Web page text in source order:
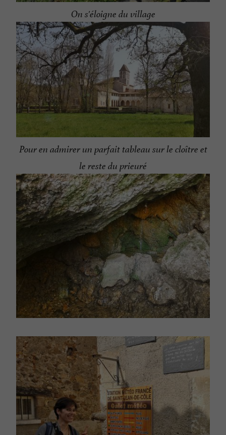
On s'éloigne du village
Pour en admirer un parfait tableau sur le cloître et
le reste du prieuré